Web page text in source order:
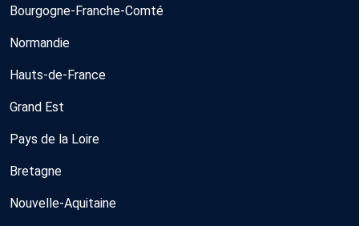
Bourgogne-Franche-Comté
Normandie
Hauts-de-France
Grand Est
Pays de la Loire
Bretagne
Nouvelle-Aquitaine